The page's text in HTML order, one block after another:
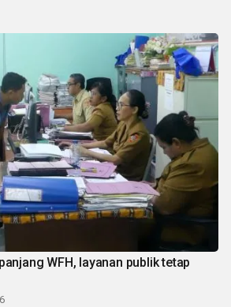
WFH, layanan publik tetap